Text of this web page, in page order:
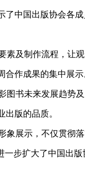
中国出版协会各
及制作流程，让
作成果的集中展示
书未来发展趋势
版的品质。
展示，不仅贯彻
步扩大了中国出